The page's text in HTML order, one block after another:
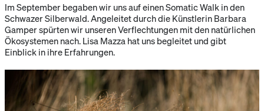
Im September begaben wir uns auf einen Somatic Walk in den
Schwazer Silberwald. Angeleitet durch die Künstlerin Barbara
Gamper spürten wir unseren Verflechtungen mit den natürlichen
Ökosystemen nach. Lisa Mazza hat uns begleitet und gibt
Einblick in ihre Erfahrungen.